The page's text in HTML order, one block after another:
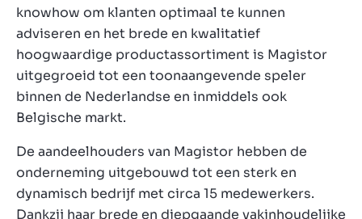
knowhow om klanten optimaal te kunnen
adviseren en het brede en kwalitatief
hoogwaardige productassortiment is Magistor
uitgegroeid tot een toonaangevende speler
binnen de Nederlandse en inmiddels ook
Belgische markt.
De aandeelhouders van Magistor hebben de
onderneming uitgebouwd tot een sterk en
dynamisch bedrijf met circa 15 medewerkers.
Dankzij haar brede en diepgaande vakinhoudelijke